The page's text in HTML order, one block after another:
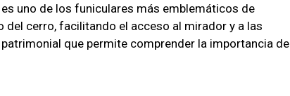
uno de los funiculares más emblemáticos de
cerro, facilitando el acceso al mirador y a las
que permite comprender la importancia de